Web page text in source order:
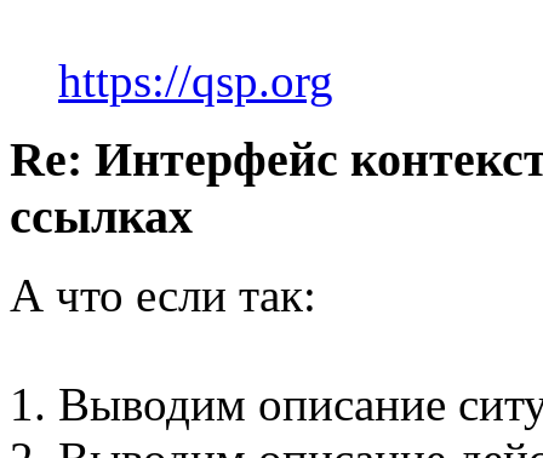
https://qsp.org
Re: Интерфейс
ссылках
А что если так:
1. Выводим описание